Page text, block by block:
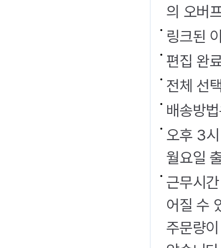
의 오버
링크된
편집 완
전체 선
배송방
오후 3
월요일
근무시
어질 수
주문량